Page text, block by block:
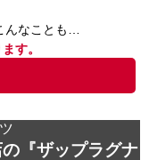
んなことも…
す。
『ザップラグナ